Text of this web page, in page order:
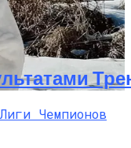
Дочери Рани